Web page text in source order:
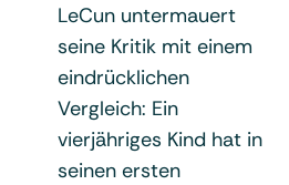
LeCun untermauert
seine Kritik mit einem
eindrücklichen
Vergleich: Ein
vierjähriges Kind hat in
seinen ersten